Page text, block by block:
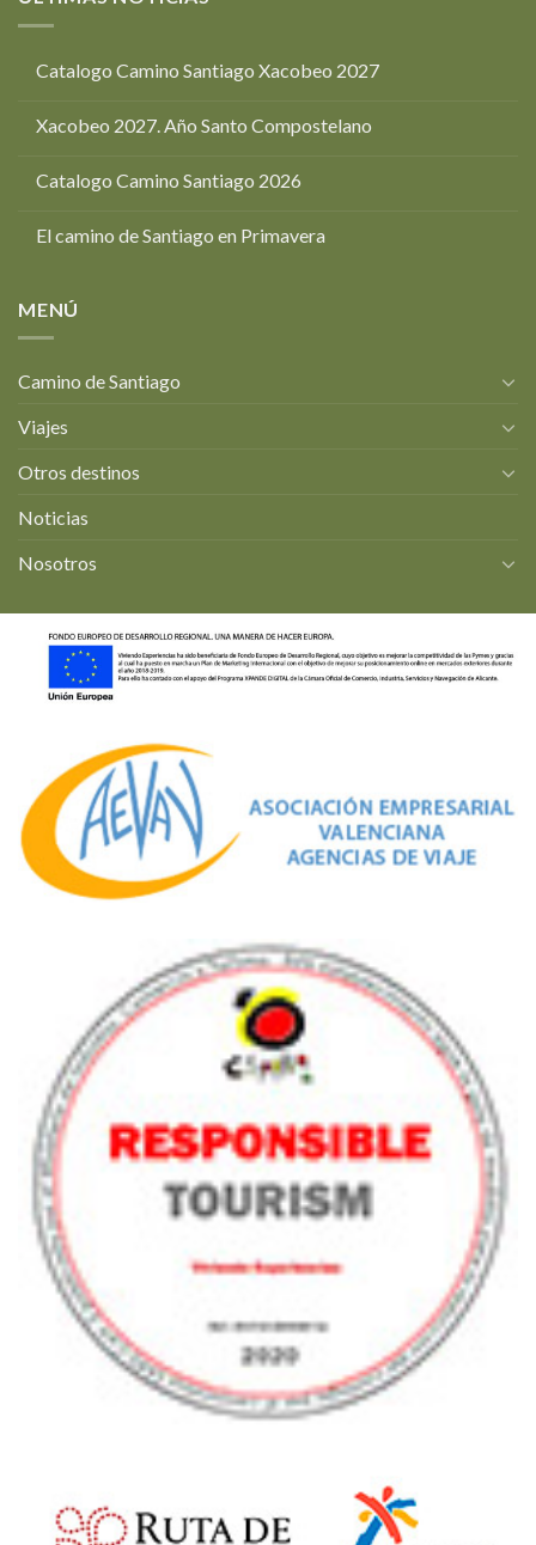
Catalogo Camino Santiago Xacobeo 2027
Xacobeo 2027. Año Santo Compostelano
Catalogo Camino Santiago 2026
El camino de Santiago en Primavera
MENÚ
Camino de Santiago
Viajes
Otros destinos
Noticias
Nosotros